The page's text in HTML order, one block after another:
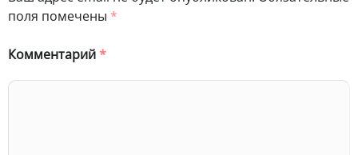
поля помечены *
Комментарий*